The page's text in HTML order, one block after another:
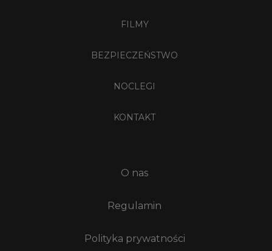
FILMY
BEZPIECZEŃSTWO
NOCLEGI
KONTAKT
O nas
Regulamin
Polityka prywatności